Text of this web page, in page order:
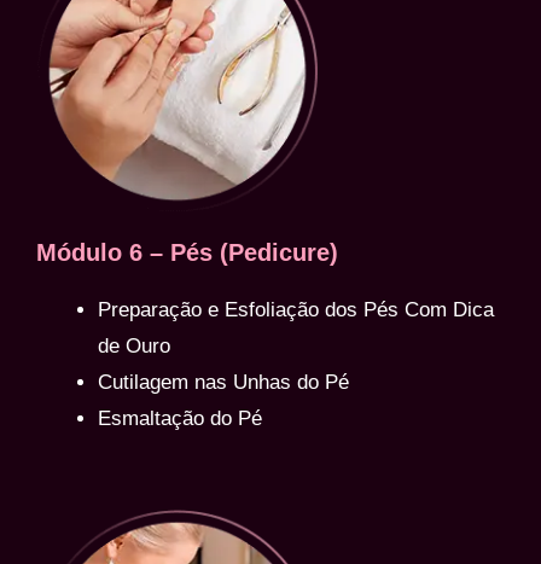
Módulo 6 – Pés (Pedicure)
Preparação e Esfoliação dos Pés Com Dica
de Ouro
Cutilagem nas Unhas do Pé
Esmaltação do Pé